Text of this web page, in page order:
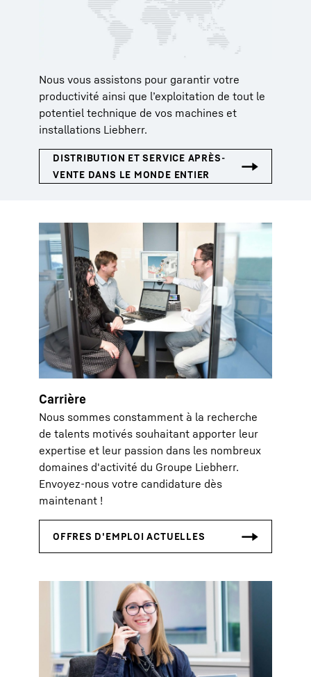
Nous vous assistons pour garantir votre
productivité ainsi que l’exploitation de tout le
potentiel technique de vos machines et
installations Liebherr.
Carrière
Nous sommes constamment à la recherche
de talents motivés souhaitant apporter leur
expertise et leur passion dans les nombreux
domaines d'activité du Groupe Liebherr.
Envoyez-nous votre candidature dès
maintenant !